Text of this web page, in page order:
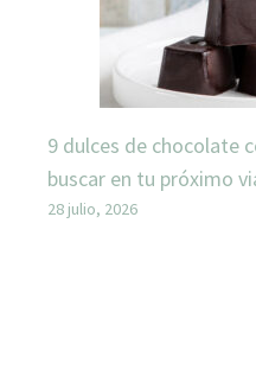
9 dulces de chocolate
buscar en tu próximo
28 julio, 2026